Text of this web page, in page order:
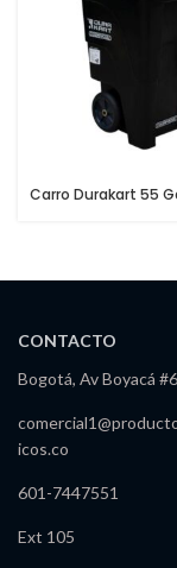
Carro Durakart 55
CONTACTO
Bogotá, Av Boyacá
icos.co
601-7447551
Ext 105